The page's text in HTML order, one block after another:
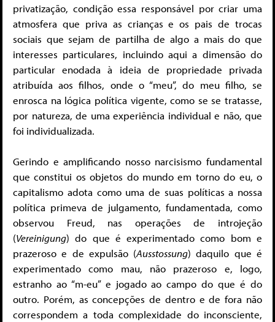
privatização, condição essa responsável por criar uma
atmosfera que priva as crianças e os pais de trocas
sociais que sejam de partilha de algo a mais do que
interesses particulares, incluindo aqui a dimensão do
particular enodada à ideia de propriedade privada
atribuída aos filhos, onde o “meu”, do meu filho, se
enrosca na lógica política vigente, como se se tratasse,
por natureza, de uma experiência individual e não, que
foi individualizada.
Gerindo e amplificando nosso narcisismo fundamental
que constitui os objetos do mundo em torno do eu, o
capitalismo adota como uma de suas políticas a nossa
política primeva de julgamento, fundamentada, como
observou Freud, nas operações de introjeção
(Vereinigung) do que é experimentado como bom e
prazeroso e de expulsão (Ausstossung) daquilo que é
experimentado como mau, não prazeroso e, logo,
estranho ao “m-eu” e jogado ao campo do que é do
outro. Porém, as concepções de dentro e de fora não
correspondem a toda complexidade do inconsciente,